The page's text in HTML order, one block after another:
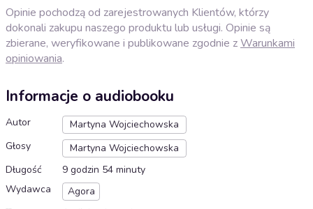
Opinie pochodzą od zarejestrowanych Klientów, którzy
dokonali zakupu naszego produktu lub usługi. Opinie są
zbierane, weryfikowane i publikowane zgodnie zWarunkami
opiniowania.
Informacje o audiobooku
Autor
Martyna Wojciechowska
Głosy
Martyna Wojciechowska
Długość
9 godzin 54 minuty
Wydawca
Agora